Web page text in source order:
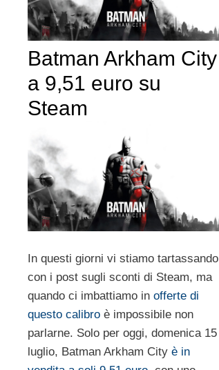
Batman Arkham City
a 9,51 euro su
Steam
In questi giorni vi stiamo tartassando
con i post sugli sconti di Steam, ma
quando ci imbattiamo in offerte di
questo calibro è impossibile non
parlarne. Solo per oggi, domenica 15
luglio, Batman Arkham City è in